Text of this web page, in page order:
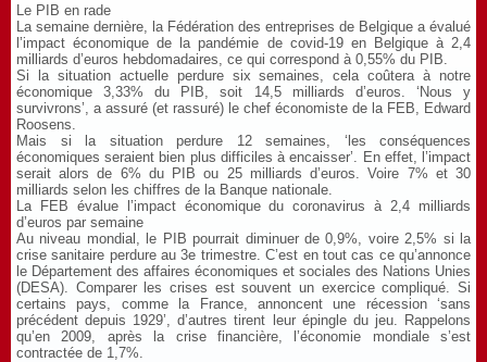
Le PIB en rade
La semaine dernière, la Fédération des entreprises de Belgique a évalué
l’impact économique de la pandémie de covid-19 en Belgique à 2,4
milliards d’euros hebdomadaires, ce qui correspond à 0,55% du PIB.
Si la situation actuelle perdure six semaines, cela coûtera à notre
économique 3,33% du PIB, soit 14,5 milliards d’euros. ‘Nous y
survivrons’, a assuré (et rassuré) le chef économiste de la FEB, Edward
Roosens.
Mais si la situation perdure 12 semaines, ‘les conséquences
économiques seraient bien plus difficiles à encaisser’. En effet, l’impact
serait alors de 6% du PIB ou 25 milliards d’euros. Voire 7% et 30
milliards selon les chiffres de la Banque nationale.
La FEB évalue l’impact économique du coronavirus à 2,4 milliards
d’euros par semaine
Au niveau mondial, le PIB pourrait diminuer de 0,9%, voire 2,5% si la
crise sanitaire perdure au 3e trimestre. C’est en tout cas ce qu’annonce
le Département des affaires économiques et sociales des Nations Unies
(DESA). Comparer les crises est souvent un exercice compliqué. Si
certains pays, comme la France, annoncent une récession ‘sans
précédent depuis 1929’, d’autres tirent leur épingle du jeu. Rappelons
qu’en 2009, après la crise financière, l’économie mondiale s’est
contractée de 1,7%.